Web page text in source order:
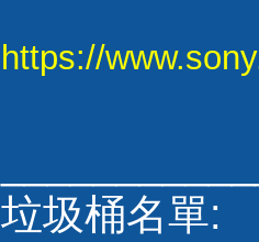
https://
垃圾桶名單: